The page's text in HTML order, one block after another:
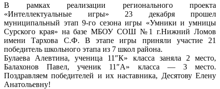
В рамках реализации регионального проекта
«Интеллектуальные игры» 23 декабря прошел
муниципальный этап 9-го сезона игры «Умники и умницы
Сурского края» на базе МБОУ СОШ №1 г.Нижний Ломов
имени Тархова С.Ф. В этапе игры приняли участие 21
победитель школьного этапа из 7 школ района.
Булаева Алевтина, ученица 11″К» класса заняла 2 место,
Балахонов Павел, ученик 11″А» класса — 3 место.
Поздравляем победителей и их наставника, Десятову Елену
Анатольевну!